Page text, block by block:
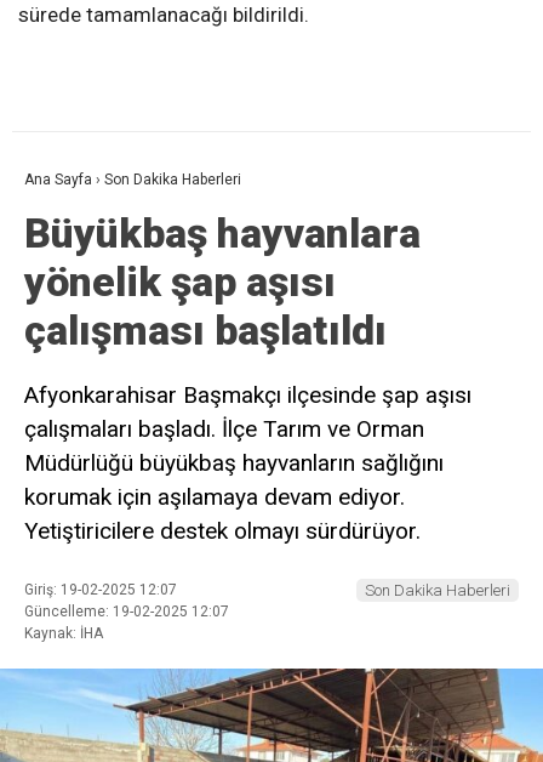
sürede tamamlanacağı bildirildi.
Ana Sayfa › Son Dakika Haberleri
Büyükbaş hayvanlara
yönelik şap aşısı
çalışması başlatıldı
Afyonkarahisar Başmakçı ilçesinde şap aşısı
çalışmaları başladı. İlçe Tarım ve Orman
Müdürlüğü büyükbaş hayvanların sağlığını
korumak için aşılamaya devam ediyor.
Yetiştiricilere destek olmayı sürdürüyor.
Giriş: 19-02-2025 12:07
Güncelleme: 19-02-2025 12:07
Kaynak: İHA
Son Dakika Haberleri